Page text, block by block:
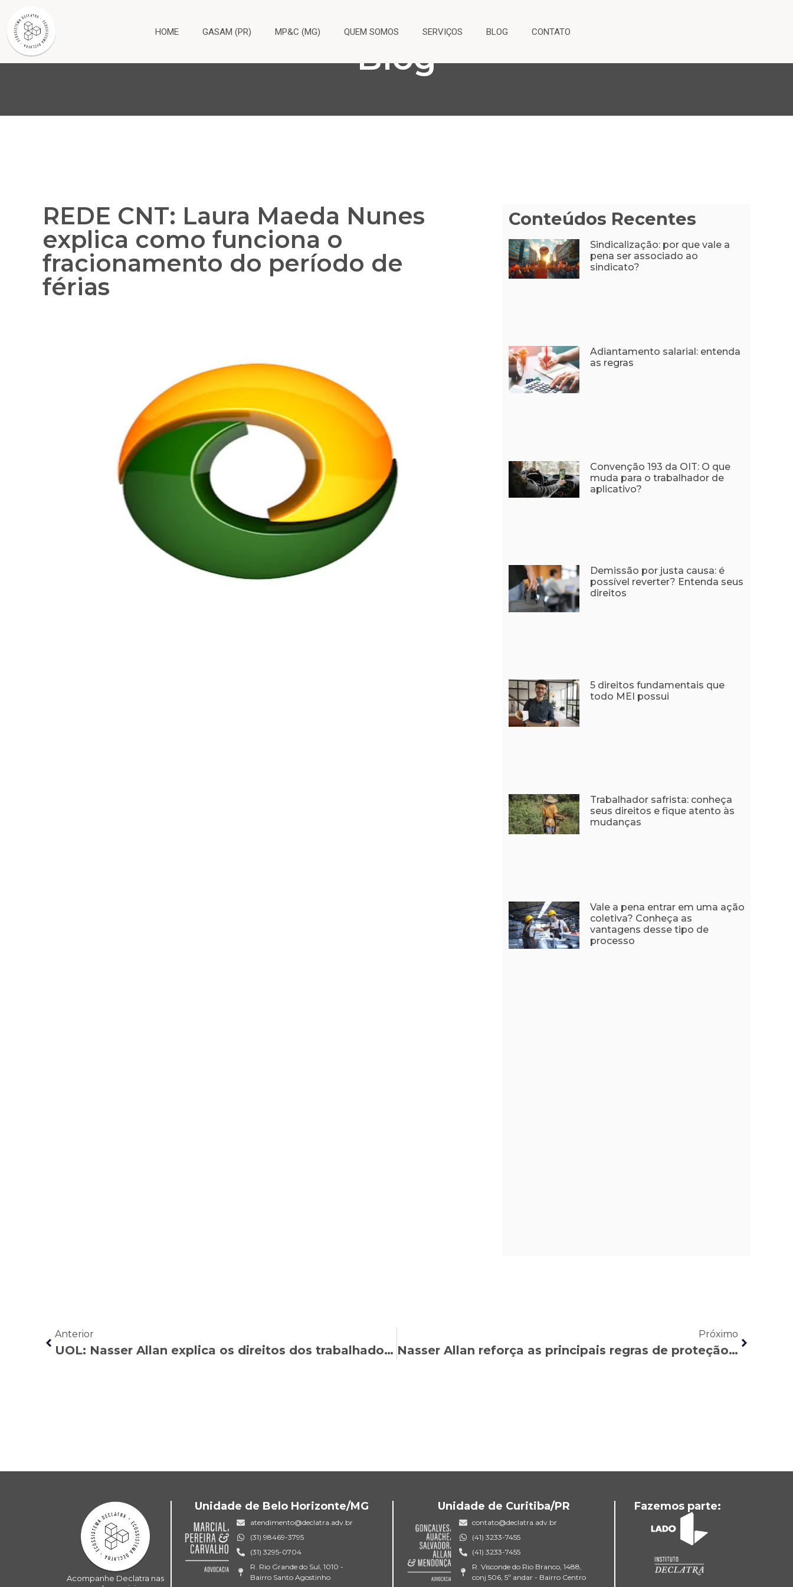
HOME GASAM (PR) MP&C (MG) QUEM SOMOS SERVIÇOS BLOG CONTATO
Blog
REDE CNT: Laura Maeda Nunes
explica como funciona o
fracionamento do período de
férias
Conteúdos Recentes
Sindicalização: por que vale a
pena ser associado ao
sindicato?
Adiantamento salarial: entenda
as regras
Convenção 193 da OIT: O que
muda para o trabalhador de
aplicativo?
Demissão por justa causa: é
possível reverter? Entenda seus
direitos
5 direitos fundamentais que
todo MEI possui
Trabalhador safrista: conheça
seus direitos e fique atento às
mudanças
Vale a pena entrar em uma ação
coletiva? Conheça as
vantagens desse tipo de
processo
Anterior
UOL: Nasser Allan explica os direitos dos trabalhadores e trabalhadoras acometidos pela Covid-19
Próximo
Nasser Allan reforça as principais regras de proteção à classe trabalhadora em meio à nova onda de Covid-19
Acompanhe Declatra nas
Unidade de Belo Horizonte/MG
atendimento@declatra.adv.br
(31) 98469-3795
(31) 3295-0704
R. Rio Grande do Sul, 1010 -
Bairro Santo Agostinho
Unidade de Curitiba/PR
contato@declatra.adv.br
(41) 3233-7455
(41) 3233-7455
R. Visconde do Rio Branco, 1488,
conj 506, 5º andar - Bairro Centro
Fazemos parte: